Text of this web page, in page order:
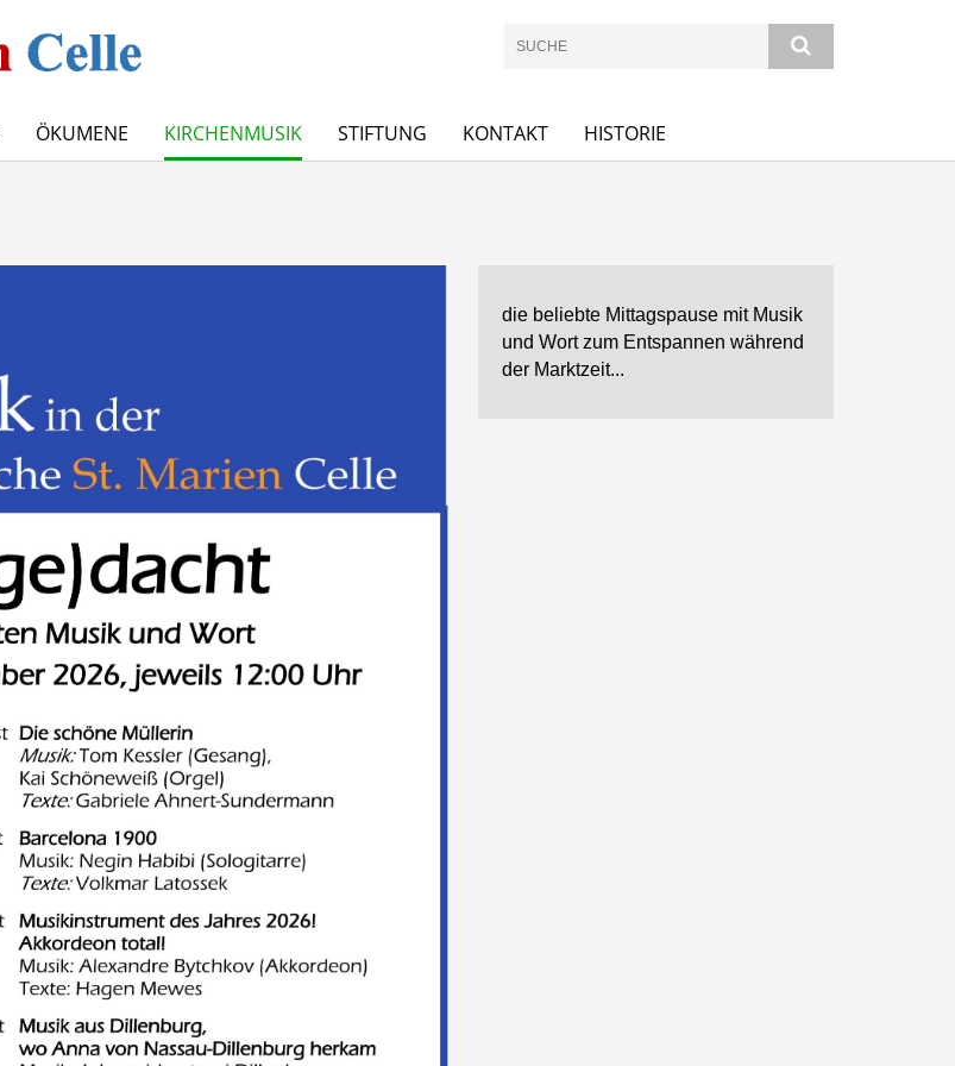
ÖKUMENE KIRCHENMUSIK STIFTUNG KONTAKT HISTORIE
die beliebte Mittagspause mit Musik
und Wort zum Entspannen während
der Marktzeit...